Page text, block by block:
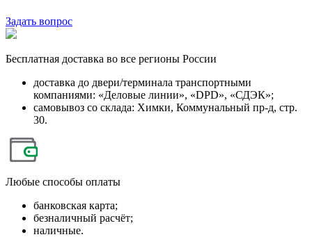
Задать вопрос
Бесплатная доставка во все регионы России
доставка до двери/терминала транспортными
компаниями: «Деловые линии», «DPD», «СДЭК»;
самовывоз со склада: Химки, Коммунальный пр-д, стр.
30.
Любые способы оплаты
банковская карта;
безналичный расчёт;
наличные.